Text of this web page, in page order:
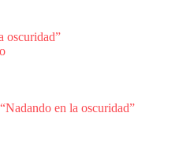
oscuridad”
en la oscuridad”